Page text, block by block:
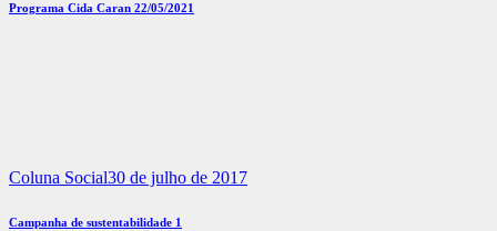
Programa Cida Caran 22/05/2021
Coluna Social30 de julho de 2017
Campanha de sustentabilidade 1